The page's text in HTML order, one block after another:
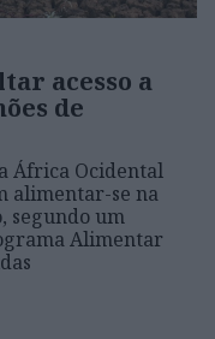
acesso a
de
África Ocidental
alimentar-se na
segundo um
Alimentar